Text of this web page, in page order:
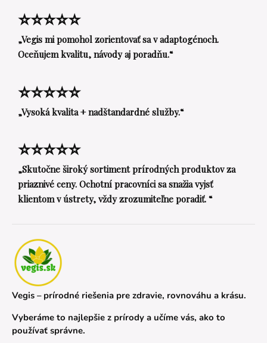
⭐⭐⭐⭐⭐
„Vegis mi pomohol zorientovať sa v adaptogénoch.
Oceňujem kvalitu, návody aj poradňu.“
⭐⭐⭐⭐⭐
„Vysoká kvalita + nadštandardné služby.“
⭐⭐⭐⭐⭐
„Skutočne široký sortiment prírodných produktov za
priaznivé ceny. Ochotní pracovníci sa snažia vyjsť
klientom v ústrety, vždy zrozumiteľne poradiť. “
Vegis – prírodné riešenia pre zdravie, rovnováhu a krásu.
Vyberáme to najlepšie z prírody a učíme vás, ako to
používať správne.